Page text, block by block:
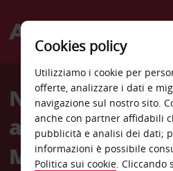
Welcome
AvisNoleggio auto
all'Aeroporto di
Maiorca (PMI)
Cookies policy
Utilizziamo i cookie per
offerte, analizzare i dati e
navigazione sul nostro sito.
anche con partner affidabili
pubblicità e analisi dei dati;
informazioni è possibile
Politica sui cookie. Cliccando